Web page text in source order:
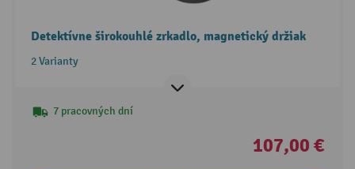
Detektívne širokouhlé zrkadlo, magnetický držiak
2 Varianty
7 pracovných dní
107,00 €